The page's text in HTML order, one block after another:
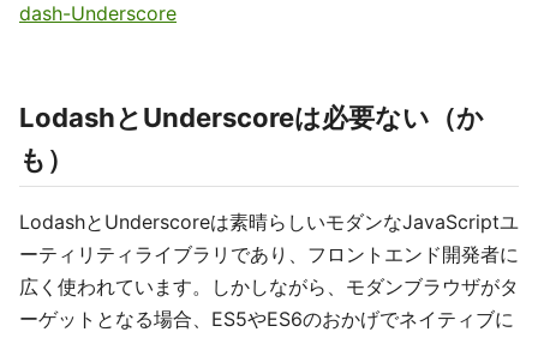
dash-Underscore
LodashとUnderscoreは必要ない（か
も）
LodashとUnderscoreは素晴らしいモダンなJavaScriptユ
ーティリティライブラリであり、フロントエンド開発者に
広く使われています。しかしながら、モダンブラウザがタ
ーゲットとなる場合、ES5やES6のおかげでネイティブに